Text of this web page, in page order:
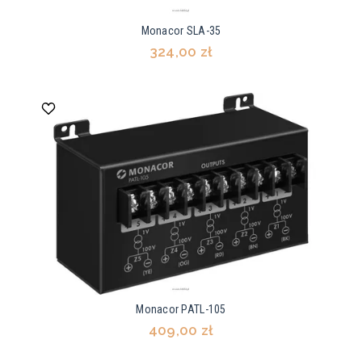
Monacor SLA-35
324,00 zł
Monacor PATL-105
409,00 zł